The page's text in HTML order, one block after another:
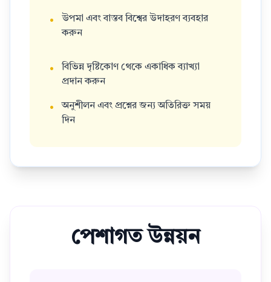
•
উপমা এবং বাস্তব বিশ্বের উদাহরণ ব্যবহার
করুন
•
বিভিন্ন দৃষ্টিকোণ থেকে একাধিক ব্যাখ্যা
প্রদান করুন
•
অনুশীলন এবং প্রশ্নের জন্য অতিরিক্ত সময়
দিন
পেশাগত উন্নয়ন